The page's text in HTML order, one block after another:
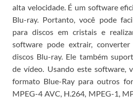
alta velocidade. É um software
Blu-ray. Portanto, você pode
para discos em cristais e
software pode extrair,
discos Blu-ray. Ele também
de vídeo. Usando este software,
formato Blue-Ray para outros
MPEG-4 AVC, H.264, MPEG-1,